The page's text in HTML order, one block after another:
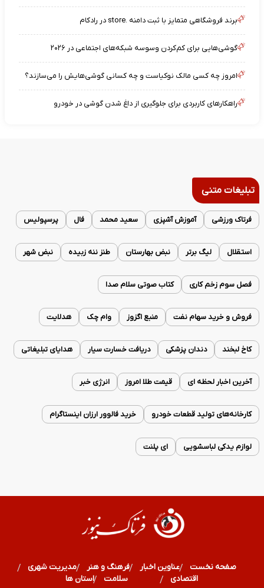
برند فروشگاهی متمایز با ثبت دامنه .store در رادکام
گوشی‌هایی برای کم‌کردن وسوسه شبکه‌های اجتماعی در ۲۰۲۶
امروز چه کسی مالک نوکیاست و چه کسانی گوشی‌هایش را می‌سازند؟
راهکارهای کاربردی برای جلوگیری از داغ شدن گوشی در خودرو
تبلیغات متنی
فرتاک ورزشی آموزش آشپزی سعید محمد فال پرسپولیس
استقلال لیگ برتر نبض بهارستان طنز ننه زبیده نبض شهر
فصل سوم زخم کاری کتاب صوتی سلام صدا
فروش و خرید سهام نفت منبع اگزوز وام چک هدلایت
کاخ لبخند دندان پزشکی دریافت خسارت سیار هدایای تبلیغاتی
آخرین اخبار لحظه ای قیمت طلا امروز انرژی خبر
کارخانه‌های تولید قطعات خودرو خرید فالوور ارزان اینستاگرام
لوازم یدکی لباسشویی ای پلنت
صفحه نخست عناوین اخبار فرهنگ و هنر
مدیریت شهری
اقتصادی
ورزشی سلامت استان ها